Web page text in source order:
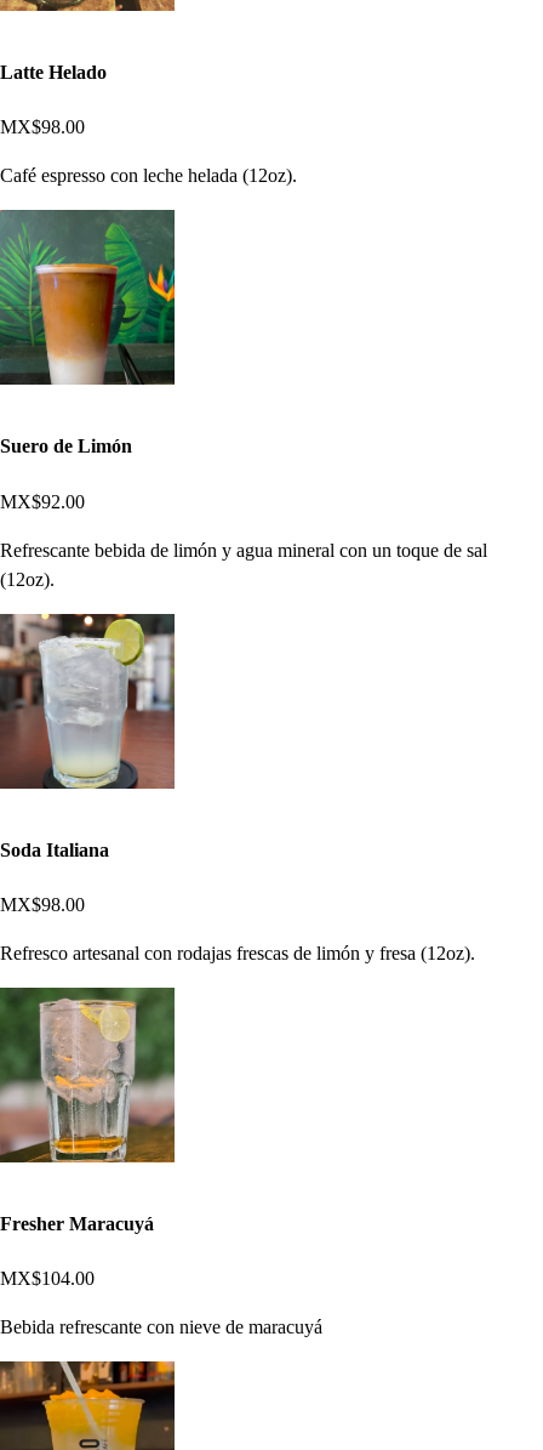
Latte Helado
MX$98.00
Café espresso con leche helada (12oz).
Suero de Limón
MX$92.00
Refrescante bebida de limón y agua mineral con un toque de sal
(12oz).
Soda Italiana
MX$98.00
Refresco artesanal con rodajas frescas de limón y fresa (12oz).
Fresher Maracuyá
MX$104.00
Bebida refrescante con nieve de maracuyá